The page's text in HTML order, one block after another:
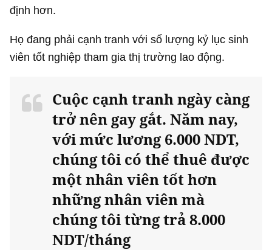
định hơn.
Họ đang phải cạnh tranh với số lượng kỷ lục sinh
viên tốt nghiệp tham gia thị trường lao động.
Cuộc cạnh tranh ngày càng
trở nên gay gắt. Năm nay,
với mức lương 6.000 NDT,
chúng tôi có thể thuê được
một nhân viên tốt hơn
những nhân viên mà
chúng tôi từng trả 8.000
NDT/tháng